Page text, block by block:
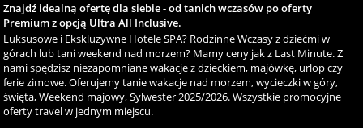
Znajdź idealną ofertę dla siebie - od tanich wczasów po oferty
Premium z opcją Ultra All Inclusive.
Luksusowe i Ekskluzywne Hotele SPA? Rodzinne Wczasy z dziećmi w
górach lub tani weekend nad morzem? Mamy ceny jak z Last Minute. Z
nami spędzisz niezapomniane wakacje z dzieckiem, majówkę, urlop czy
ferie zimowe. Oferujemy tanie wakacje nad morzem, wycieczki w góry,
święta, Weekend majowy, Sylwester 2025/2026. Wszystkie promocyjne
oferty travel w jednym miejscu.